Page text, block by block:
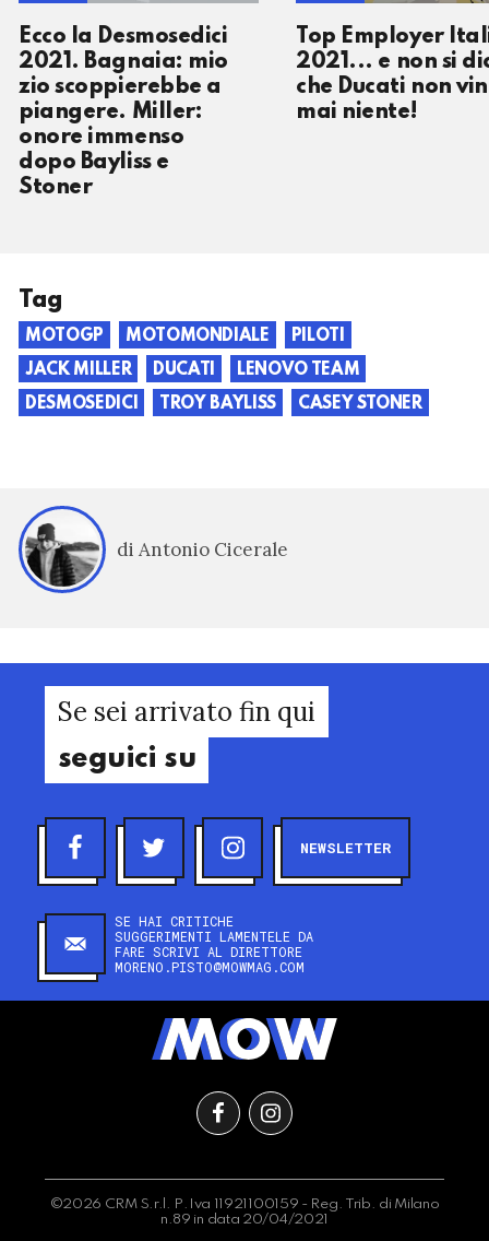
Ecco la Desmosedici
2021. Bagnaia: mio
zio scoppierebbe a
piangere. Miller:
onore immenso
dopo Bayliss e
Stoner
Top Employer
2021... e non si
che Ducati non
mai niente!
Tag
MOTOGP MOTOMONDIALE
PILOTI
JACK MILLER
DUCATI
LENOVO TEAM
DESMOSEDICI
TROY BAYLISS CASEY STONER
di Antonio Cicerale
Se sei arrivato fin qui
seguici su
NEWSLETTER
SE HAI CRITICHE
SUGGERIMENTI LAMENTELE DA
FARE SCRIVI AL DIRETTORE
MORENO.PISTO@MOWMAG.COM
©2026 CRM S.r.l. P.Iva 11921100159 - Reg. Trib. di Milano
n.89 in data 20/04/2021